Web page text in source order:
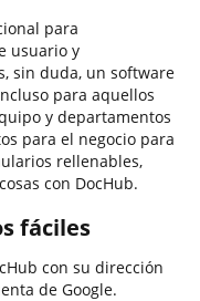
para
usuario y
sin duda, un software
para aquellos
y departamentos
para el negocio para
rellenables,
con DocHub.
fáciles
con su dirección
de Google.